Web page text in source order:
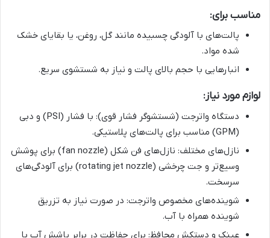
مناسب برای:
پالت‌های با آلودگی چسبیده مانند گل، روغن، یا بقایای خشک
شده مواد.
انبارهایی با حجم بالای پالت و نیاز به شستشوی سریع.
لوازم مورد نیاز:
دستگاه واترجت (شستشوگر فشار قوی): با فشار (PSI) و دبی
(GPM) مناسب برای پالت‌های پلاستیکی.
نازل‌های مختلف: نازل‌های فن شکل (fan nozzle) برای پوشش
وسیع‌تر و جت چرخشی (rotating jet nozzle) برای آلودگی‌های
سرسخت.
شوینده‌های مخصوص واترجت: در صورت نیاز به تزریق
شوینده همراه با آب.
عینک و دستکش محافظ: برای حفاظت در برابر پاشش آب با